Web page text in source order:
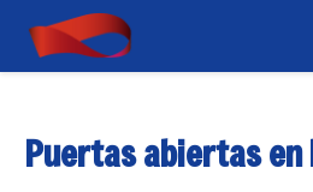
Puertas abiertas en